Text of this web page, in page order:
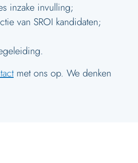
inzake invulling;
van SROI kandidaten;
met ons op. We denken